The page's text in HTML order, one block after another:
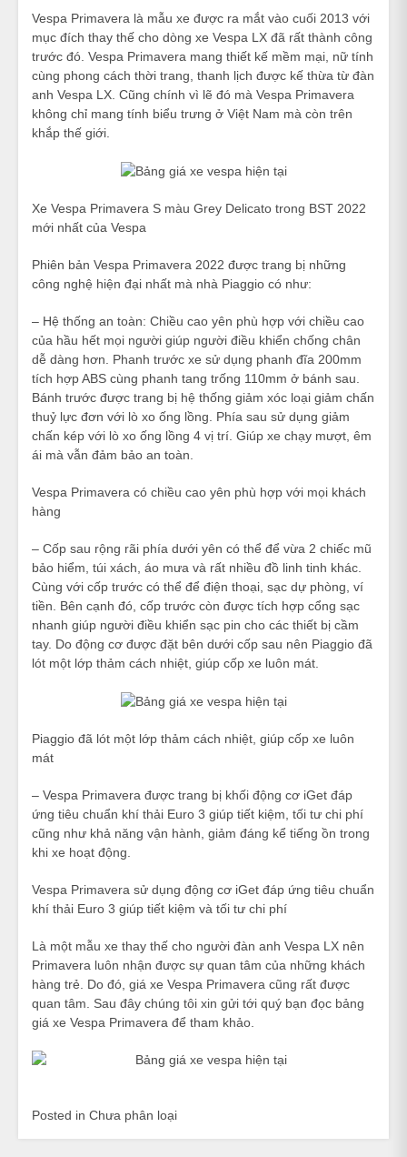
Vespa Primavera là mẫu xe được ra mắt vào cuối 2013 với
mục đích thay thế cho dòng xe Vespa LX đã rất thành công
trước đó. Vespa Primavera mang thiết kế mềm mại, nữ tính
cùng phong cách thời trang, thanh lịch được kế thừa từ đàn
anh Vespa LX. Cũng chính vì lẽ đó mà Vespa Primavera
không chỉ mang tính biểu trưng ở Việt Nam mà còn trên
khắp thế giới.
Xe Vespa Primavera S màu Grey Delicato trong BST 2022
mới nhất của Vespa
Phiên bản Vespa Primavera 2022 được trang bị những
công nghệ hiện đại nhất mà nhà Piaggio có như:
– Hệ thống an toàn: Chiều cao yên phù hợp với chiều cao
của hầu hết mọi người giúp người điều khiển chống chân
dễ dàng hơn. Phanh trước xe sử dụng phanh đĩa 200mm
tích hợp ABS cùng phanh tang trống 110mm ở bánh sau.
Bánh trước được trang bị hệ thống giảm xóc loại giảm chấn
thuỷ lực đơn với lò xo ống lồng. Phía sau sử dụng giảm
chấn kép với lò xo ống lồng 4 vị trí. Giúp xe chạy mượt, êm
ái mà vẫn đảm bảo an toàn.
Vespa Primavera có chiều cao yên phù hợp với mọi khách
hàng
– Cốp sau rộng rãi phía dưới yên có thể để vừa 2 chiếc mũ
bảo hiểm, túi xách, áo mưa và rất nhiều đồ linh tinh khác.
Cùng với cốp trước có thể để điện thoại, sạc dự phòng, ví
tiền. Bên cạnh đó, cốp trước còn được tích hợp cổng sạc
nhanh giúp người điều khiển sạc pin cho các thiết bị cầm
tay. Do động cơ được đặt bên dưới cốp sau nên Piaggio đã
lót một lớp thảm cách nhiệt, giúp cốp xe luôn mát.
Piaggio đã lót một lớp thảm cách nhiệt, giúp cốp xe luôn
mát
– Vespa Primavera được trang bị khối động cơ iGet đáp
ứng tiêu chuẩn khí thải Euro 3 giúp tiết kiệm, tối tư chi phí
cũng như khả năng vận hành, giảm đáng kể tiếng ồn trong
khi xe hoạt động.
Vespa Primavera sử dụng động cơ iGet đáp ứng tiêu chuẩn
khí thải Euro 3 giúp tiết kiệm và tối tư chi phí
Là một mẫu xe thay thế cho người đàn anh Vespa LX nên
Primavera luôn nhận được sự quan tâm của những khách
hàng trẻ. Do đó, giá xe Vespa Primavera cũng rất được
quan tâm. Sau đây chúng tôi xin gửi tới quý bạn đọc bảng
giá xe Vespa Primavera để tham khảo.
Posted in Chưa phân loại